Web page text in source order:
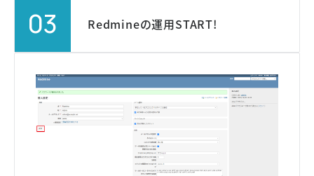
03 Redmineの運用START!